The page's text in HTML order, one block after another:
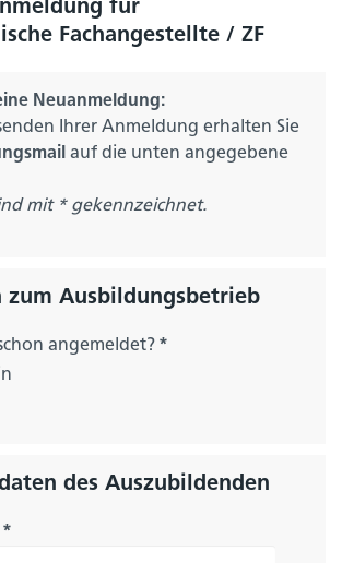
für
Fachangestellte / ZF
Neuanmeldung:
Ihrer Anmeldung erhalten Sie
auf die unten angegebene
mit * gekennzeichnet.
zum Ausbildungsbetrieb
angemeldet? *
des Auszubildenden
*